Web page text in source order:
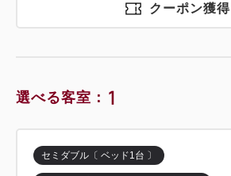
クーポン獲得
選べる客室： 1
セミダブル〔 ベッド1台 〕